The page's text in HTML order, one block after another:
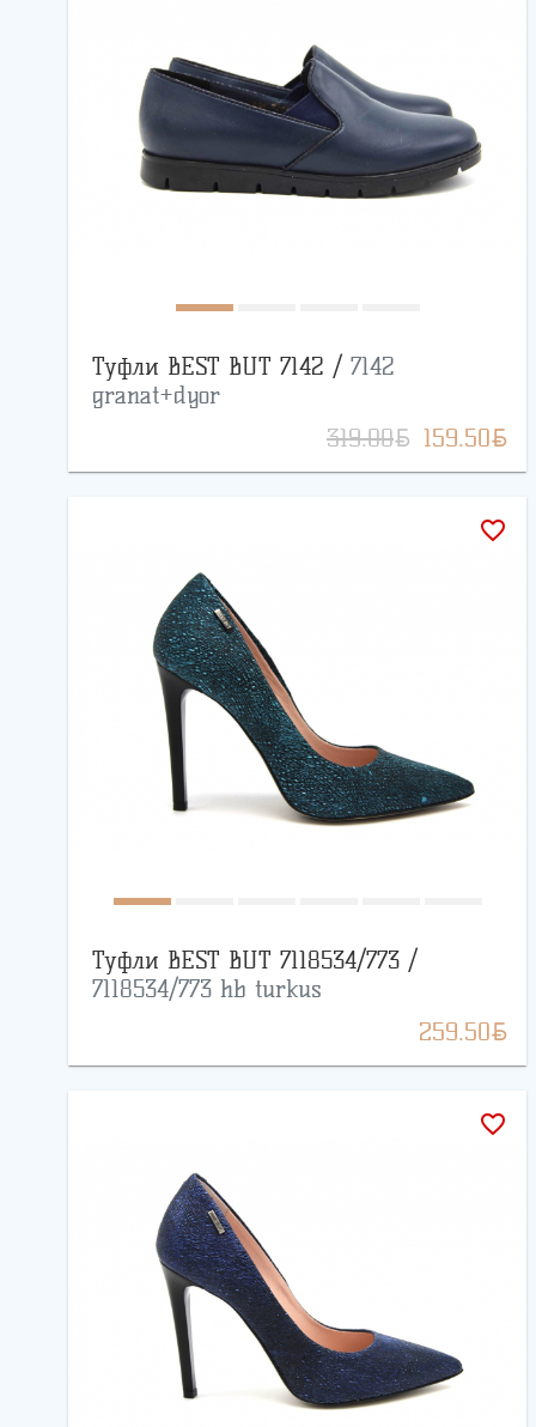
Туфли BEST BUT 7142 / 7142
granat+dyor
319.00BYN 159.50BYN
favorite_border
Туфли BEST BUT 7118534/773 /
7118534/773 hb turkus
259.50BYN
favorite_border